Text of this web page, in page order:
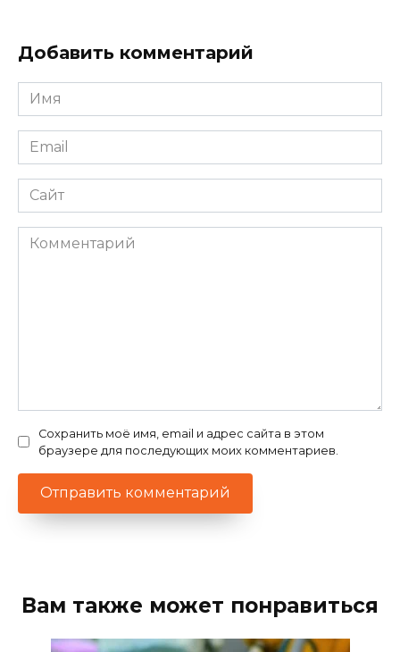
Добавить комментарий
Имя
*
Email
*
Сайт
Комментарий
Сохранить моё имя, email и адрес сайта в этом
браузере для последующих моих комментариев.
Вам также может понравиться